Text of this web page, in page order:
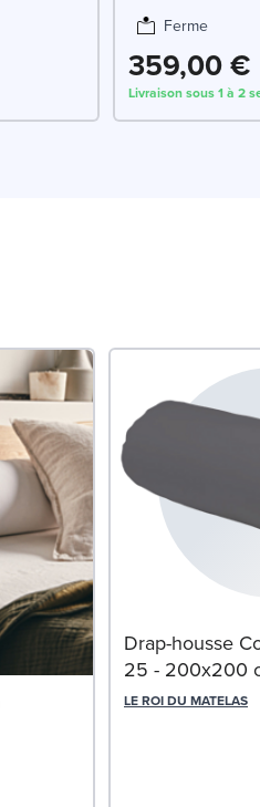
Ferme
359,00 €
Livraison sous 1 à 2
Drap-housse
25 - 200x200
LE ROI DU MATELAS